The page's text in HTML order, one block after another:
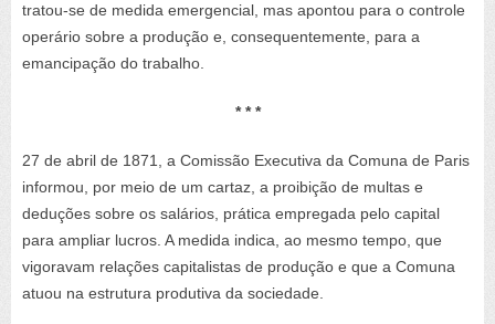
tratou-se de medida emergencial, mas apontou para o controle
operário sobre a produção e, consequentemente, para a
emancipação do trabalho.
* * *
27 de abril de 1871, a Comissão Executiva da Comuna de Paris
informou, por meio de um cartaz, a proibição de multas e
deduções sobre os salários, prática empregada pelo capital
para ampliar lucros. A medida indica, ao mesmo tempo, que
vigoravam relações capitalistas de produção e que a Comuna
atuou na estrutura produtiva da sociedade.